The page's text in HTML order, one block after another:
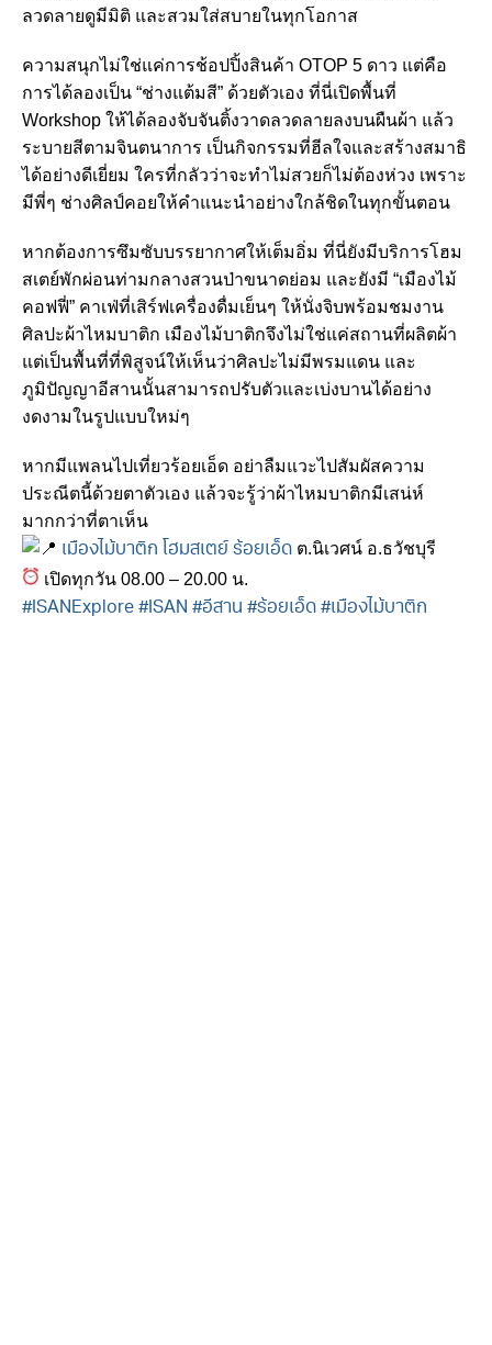
ลวดลายดูมีมิติ และสวมใส่สบายในทุกโอกาส
ความสนุกไม่ใช่แค่การช้อปปิ้งสินค้า OTOP 5 ดาว แต่คือ
การได้ลองเป็น “ช่างแต้มสี” ด้วยตัวเอง ที่นี่เปิดพื้นที่
Workshop ให้ได้ลองจับจันติ้งวาดลวดลายลงบนผืนผ้า แล้ว
ระบายสีตามจินตนาการ เป็นกิจกรรมที่ฮีลใจและสร้างสมาธิ
ได้อย่างดีเยี่ยม ใครที่กลัวว่าจะทำไม่สวยก็ไม่ต้องห่วง เพราะ
มีพี่ๆ ช่างศิลป์คอยให้คำแนะนำอย่างใกล้ชิดในทุกขั้นตอน
หากต้องการซึมซับบรรยากาศให้เต็มอิ่ม ที่นี่ยังมีบริการโฮม
สเตย์พักผ่อนท่ามกลางสวนป่าขนาดย่อม และยังมี “เมืองไม้
คอฟฟี่” คาเฟ่ที่เสิร์ฟเครื่องดื่มเย็นๆ ให้นั่งจิบพร้อมชมงาน
ศิลปะผ้าไหมบาติก เมืองไม้บาติกจึงไม่ใช่แค่สถานที่ผลิตผ้า
แต่เป็นพื้นที่ที่พิสูจน์ให้เห็นว่าศิลปะไม่มีพรมแดน และ
ภูมิปัญญาอีสานนั้นสามารถปรับตัวและเบ่งบานได้อย่าง
งดงามในรูปแบบใหม่ๆ
หากมีแพลนไปเที่ยวร้อยเอ็ด อย่าลืมแวะไปสัมผัสความ
ประณีตนี้ด้วยตาตัวเอง แล้วจะรู้ว่าผ้าไหมบาติกมีเสน่ห์
มากกว่าที่ตาเห็น
เมืองไม้บาติก โฮมสเตย์ ร้อยเอ็ด ต.นิเวศน์ อ.ธวัชบุรี
เปิดทุกวัน 08.00 – 20.00 น.
#ISANExplore #ISAN #อีสาน #ร้อยเอ็ด #เมืองไม้บาติก